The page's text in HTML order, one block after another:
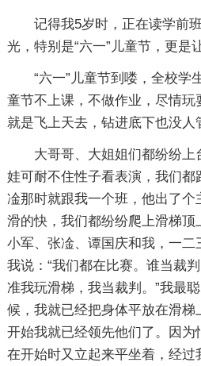
记得我5岁时，正在读学前
光，特别是“六一”儿童节，更是
“六一”儿童节到喽，全校学
童节不上课，不做作业，尽情玩
就是飞上天去，钻进底下也没人
大哥哥、大姐姐们都纷纷
娃可耐不住性子看表演，我们都
凎那时就跟我一个班，他出了个
滑的快，我们都纷纷爬上滑梯顶
小军、张凎、谭国庆和我，一二
我说：“我们都在比赛。谁当裁
准我玩滑梯，我当裁判。”我最
候，我就已经把身体平放在滑
开始我就已经领先他们了。因为
在开始时又立起来平坐着，经过